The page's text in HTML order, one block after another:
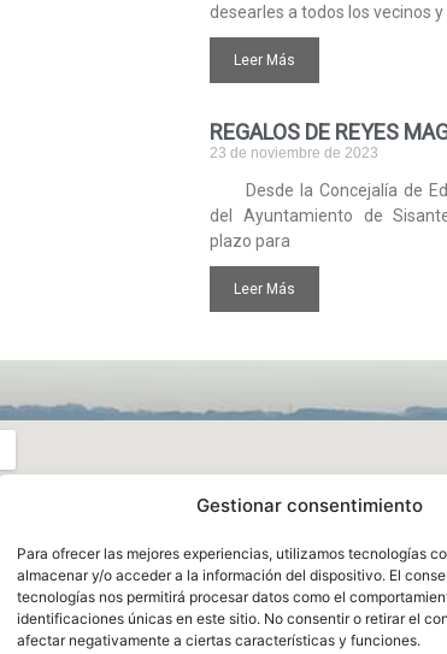
Gestionar consentimiento
Para ofrecer las mejores experiencias, utilizamos tecnologías
almacenar y/o acceder a la información del dispositivo. El
tecnologías nos permitirá procesar datos como el
identificaciones únicas en este sitio. No consentir o retirar el
afectar negativamente a ciertas características y funciones.
desearles a todos los vecinos
Leer Más
REGALOS DE REYES
23 de noviembre de 2023
Desde la Concejalía de
del Ayuntamiento de
plazo para
Leer Más